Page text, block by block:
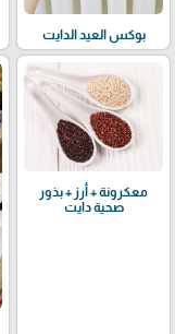
بوكس العيد الدايت
معكرونة + أرز + بذور
صحية دايت